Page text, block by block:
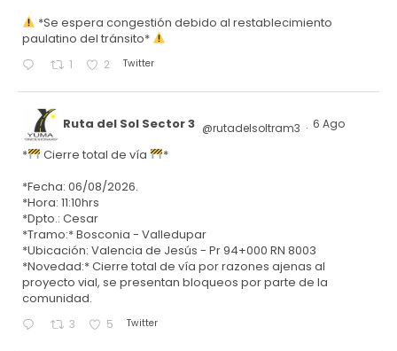
*Se espera congestión debido al restablecimiento
paulatino del tránsito*
1 2 Twitter
Ruta del Sol Sector 3 @rutadelsoltram3 · 6 Ago
* Cierre total de vía
*
*Fecha: 06/08/2026.
*Hora: 11:10hrs
*Dpto.: Cesar
*Tramo:* Bosconia - Valledupar
*Ubicación: Valencia de Jesús - Pr 94+000 RN 8003
*Novedad:* Cierre total de vía por razones ajenas al
proyecto vial, se presentan bloqueos por parte de la
comunidad.
3 5 Twitter